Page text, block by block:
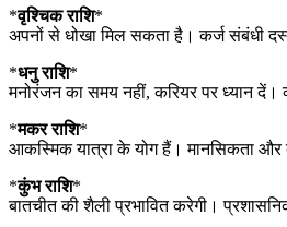
*वृश्चिक राशि*
अपनों से धोखा मिल सकता है। कर्ज संबंधी
*धनु राशि*
मनोरंजन का समय नहीं, करियर पर ध्यान
*मकर राशि*
आकस्मिक यात्रा के योग हैं। मानसिकता और
*कुंभ राशि*
बातचीत की शैली प्रभावित करेगी।